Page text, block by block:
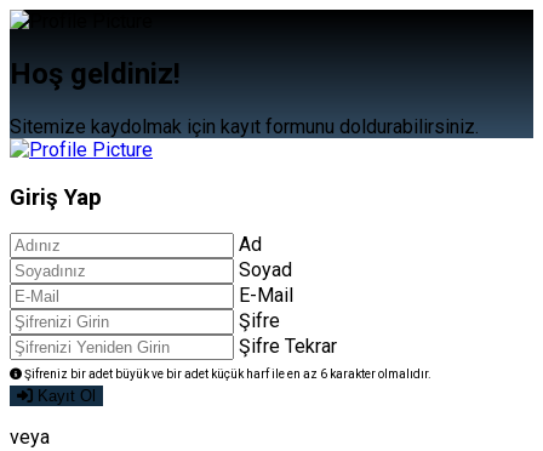
Hoş geldiniz!
Sitemize kaydolmak için kayıt formunu doldurabilirsiniz.
Giriş Yap
Ad
Soyad
E-Mail
Şifre
Şifre Tekrar
Şifreniz bir adet büyük ve bir adet küçük harf ile en az 6 karakter olmalıdır.
Kayıt Ol
veya